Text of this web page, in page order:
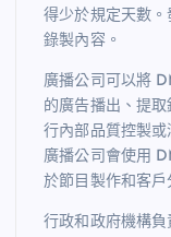
得少於規定天數
錄製內容。
廣播公司可以將
的廣告播出、提
行內部品質控製或
廣播公司會使用
於節目製作和客戶
行政和政府機構